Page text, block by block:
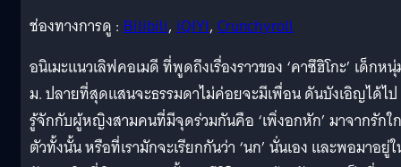
ช่องทางการดู : Bilibili, iQIYI, Crunchyroll
อนิเมะแนวเลิฟคอเมดี ที่พูดถึงเรื่องราวของ ‘คาซึฮิโกะ’ เด็กห
ม. ปลายที่สุดแสนจะธรรมดาไม่ค่อยจะมีเพื่อน ดันบังเอิญได้ไป
รู้จักกับผู้หญิงสามคนที่มีจุดร่วมกันคือ ‘เพิ่งอกหัก’ มาจากรักใ
ตัวทั้งนั้น หรือที่เรามักจะเรียกกันว่า ‘นก’ นั่นเอง และพอมาอยู่